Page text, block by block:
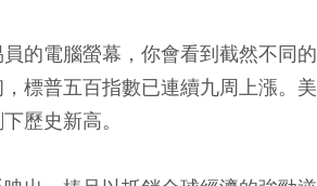
的電腦螢幕，你會看到截然不同
標普五百指數已連續九周上漲。
歷史新高。